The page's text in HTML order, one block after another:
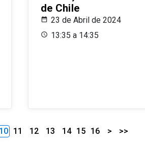
de Chile
23 de Abril de 2024
13:35 a 14:35
10 11 12 13 14 15 16 > >>